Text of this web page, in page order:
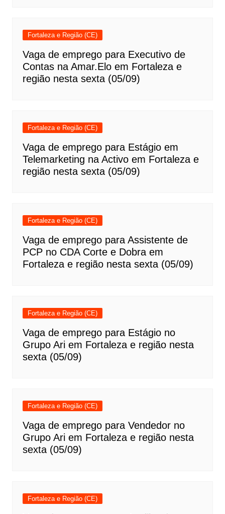
Fortaleza e Região (CE)
Vaga de emprego para Executivo de
Contas na Amar.Elo em Fortaleza e
região nesta sexta (05/09)
Fortaleza e Região (CE)
Vaga de emprego para Estágio em
Telemarketing na Activo em Fortaleza e
região nesta sexta (05/09)
Fortaleza e Região (CE)
Vaga de emprego para Assistente de
PCP no CDA Corte e Dobra em
Fortaleza e região nesta sexta (05/09)
Fortaleza e Região (CE)
Vaga de emprego para Estágio no
Grupo Ari em Fortaleza e região nesta
sexta (05/09)
Fortaleza e Região (CE)
Vaga de emprego para Vendedor no
Grupo Ari em Fortaleza e região nesta
sexta (05/09)
Fortaleza e Região (CE)